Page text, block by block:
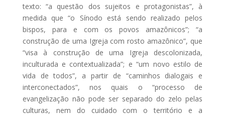
texto: “a questão dos sujeitos e protagonistas”, à
medida que “o Sínodo está sendo realizado pelos
bispos, para e com os povos amazônicos”; “a
construção de uma Igreja com rosto amazônico”, que
“visa à construção de uma Igreja descolonizada,
inculturada e contextualizada”; e “um novo estilo de
vida de todos”, a partir de “caminhos dialogais e
interconectados”, nos quais o “processo de
evangelização não pode ser separado do zelo pelas
culturas, nem do cuidado com o território e a